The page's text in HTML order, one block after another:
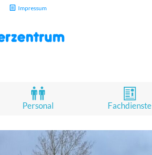
Impressum
Personal Fachdienste